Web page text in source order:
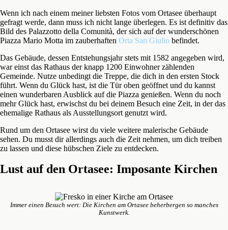
Wenn ich nach einem meiner liebsten Fotos vom Ortasee überhaupt
gefragt werde, dann muss ich nicht lange überlegen. Es ist definitiv das
Bild des Palazzotto della Comunità, der sich auf der wunderschönen
Piazza Mario Motta im zauberhaften Orta San Giulio befindet.
Das Gebäude, dessen Entstehungsjahr stets mit 1582 angegeben wird,
war einst das Rathaus der knapp 1200 Einwohner zählenden
Gemeinde. Nutze unbedingt die Treppe, die dich in den ersten Stock
führt. Wenn du Glück hast, ist die Tür oben geöffnet und du kannst
einen wunderbaren Ausblick auf die Piazza genießen. Wenn du noch
mehr Glück hast, erwischst du bei deinem Besuch eine Zeit, in der das
ehemalige Rathaus als Ausstellungsort genutzt wird.
Rund um den Ortasee wirst du viele weitere malerische Gebäude
sehen. Du musst dir allerdings auch die Zeit nehmen, um dich treiben
zu lassen und diese hübschen Ziele zu entdecken.
Lust auf den Ortasee: Imposante Kirchen
Immer einen Besuch wert: Die Kirchen am Ortasee beherbergen so manches
Kunstwerk.